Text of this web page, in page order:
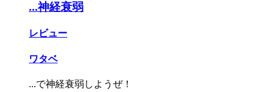
...神経衰弱
レビュー
ワタベ
...で神経衰弱しようぜ！